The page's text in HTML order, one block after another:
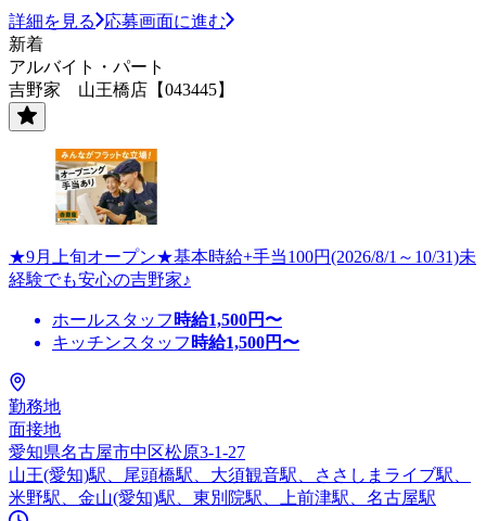
詳細を見る
応募画面に進む
新着
アルバイト・パート
吉野家 山王橋店【043445】
★9月上旬オープン★基本時給+手当100円(2026/8/1～10/31)未
経験でも安心の吉野家♪
ホールスタッフ 時給1,500円〜
キッチンスタッフ 時給1,500円〜
勤務地
面接地
愛知県名古屋市中区松原3-1-27
山王(愛知)駅、尾頭橋駅、大須観音駅、ささしまライブ駅、
米野駅、金山(愛知)駅、東別院駅、上前津駅、名古屋駅